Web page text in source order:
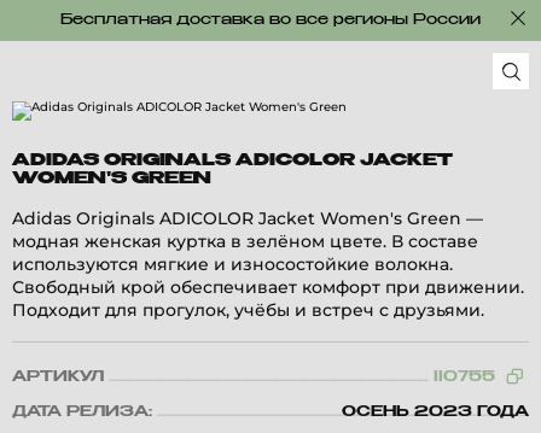
Бесплатная доставка во все регионы России
ADIDAS ORIGINALS ADICOLOR JACKET
WOMEN'S GREEN
Adidas Originals ADICOLOR Jacket Women's Green —
модная женская куртка в зелёном цвете. В составе
используются мягкие и износостойкие волокна.
Свободный крой обеспечивает комфорт при движении.
Подходит для прогулок, учёбы и встреч с друзьями.
АРТИКУЛ II0755
ДАТА РЕЛИЗА: ОСЕНЬ 2023 ГОДА